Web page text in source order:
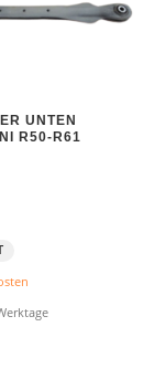
UNTEN
R50-R61